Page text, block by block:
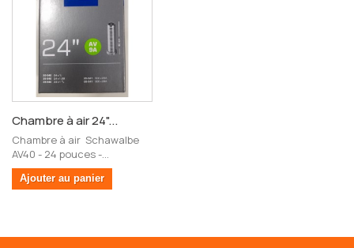
Chambre à air 24"...
Chambre à air Schawalbe
AV40 - 24 pouces -...
Ajouter au panier